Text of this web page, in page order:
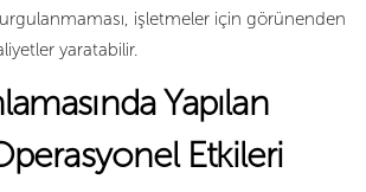
işletmeler için görünenden
yaratabilir.
Yapılan
Etkileri